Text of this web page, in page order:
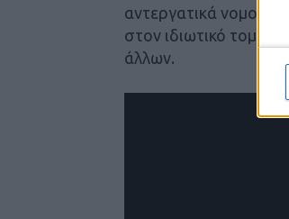
αντεργατικά
στον ιδιωτικό τομέα
άλλων.